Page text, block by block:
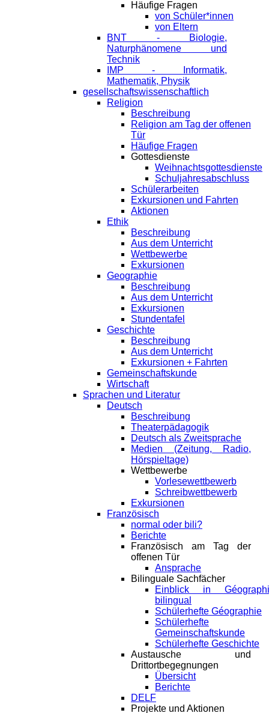
Häufige Fragen
von Schüler*innen
von Eltern
BNT - Biologie,
Naturphänomene und
Technik
IMP - Informatik,
Mathematik, Physik
gesellschaftswissenschaftlich
Religion
Beschreibung
Religion am Tag der offenen
Tür
Häufige Fragen
Gottesdienste
Weihnachtsgottesdienste
Schuljahresabschluss
Schülerarbeiten
Exkursionen und Fahrten
Aktionen
Ethik
Beschreibung
Aus dem Unterricht
Wettbewerbe
Exkursionen
Geographie
Beschreibung
Aus dem Unterricht
Exkursionen
Stundentafel
Geschichte
Beschreibung
Aus dem Unterricht
Exkursionen + Fahrten
Gemeinschaftskunde
Wirtschaft
Sprachen und Literatur
Deutsch
Beschreibung
Theaterpädagogik
Deutsch als Zweitsprache
Medien (Zeitung, Radio,
Hörspieltage)
Wettbewerbe
Vorlesewettbewerb
Schreibwettbewerb
Exkursionen
Französisch
normal oder bili?
Berichte
Französisch am Tag der
offenen Tür
Ansprache
Bilinguale Sachfächer
Einblick in
bilingual
Schülerhefte Géographie
Schülerhefte
Gemeinschaftskunde
Schülerhefte Geschichte
Austausche und
Drittortbegegnungen
Übersicht
Berichte
DELF
Projekte und Aktionen